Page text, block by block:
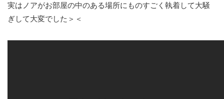
実はノアがお部屋の中のある場所にものすごく執着して大騒
ぎして大変でした＞＜